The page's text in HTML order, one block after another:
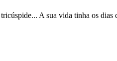
A sua vida tinha os